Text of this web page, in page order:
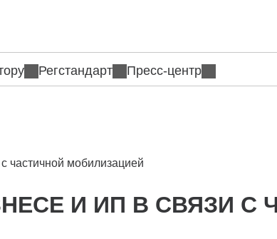
Регстандарт Пресс-центр
частичной мобилизацией
И ИП В СВЯЗИ С